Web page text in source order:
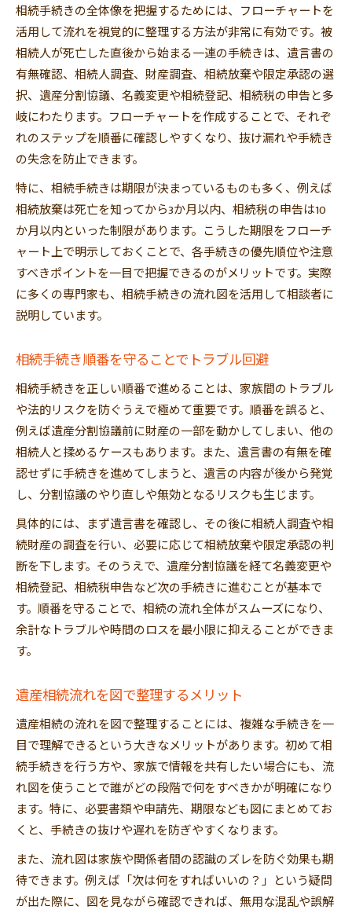
相続手続きの全体像を把握するためには、フローチャートを
活用して流れを視覚的に整理する方法が非常に有効です。被
相続人が死亡した直後から始まる一連の手続きは、遺言書の
有無確認、相続人調査、財産調査、相続放棄や限定承認の選
択、遺産分割協議、名義変更や相続登記、相続税の申告と多
岐にわたります。フローチャートを作成することで、それぞ
れのステップを順番に確認しやすくなり、抜け漏れや手続き
の失念を防止できます。
特に、相続手続きは期限が決まっているものも多く、例えば
相続放棄は死亡を知ってから3か月以内、相続税の申告は10
か月以内といった制限があります。こうした期限をフローチ
ャート上で明示しておくことで、各手続きの優先順位や注意
すべきポイントを一目で把握できるのがメリットです。実際
に多くの専門家も、相続手続きの流れ図を活用して相談者に
説明しています。
相続手続き順番を守ることでトラブル回避
相続手続きを正しい順番で進めることは、家族間のトラブル
や法的リスクを防ぐうえで極めて重要です。順番を誤ると、
例えば遺産分割協議前に財産の一部を動かしてしまい、他の
相続人と揉めるケースもあります。また、遺言書の有無を確
認せずに手続きを進めてしまうと、遺言の内容が後から発覚
し、分割協議のやり直しや無効となるリスクも生じます。
具体的には、まず遺言書を確認し、その後に相続人調査や相
続財産の調査を行い、必要に応じて相続放棄や限定承認の判
断を下します。そのうえで、遺産分割協議を経て名義変更や
相続登記、相続税申告など次の手続きに進むことが基本で
す。順番を守ることで、相続の流れ全体がスムーズになり、
余計なトラブルや時間のロスを最小限に抑えることができま
す。
遺産相続流れを図で整理するメリット
遺産相続の流れを図で整理することには、複雑な手続きを一
目で理解できるという大きなメリットがあります。初めて相
続手続きを行う方や、家族で情報を共有したい場合にも、流
れ図を使うことで誰がどの段階で何をすべきかが明確になり
ます。特に、必要書類や申請先、期限なども図にまとめてお
くと、手続きの抜けや遅れを防ぎやすくなります。
また、流れ図は家族や関係者間の認識のズレを防ぐ効果も期
待できます。例えば「次は何をすればいいの？」という疑問
が出た際に、図を見ながら確認できれば、無用な混乱や誤解